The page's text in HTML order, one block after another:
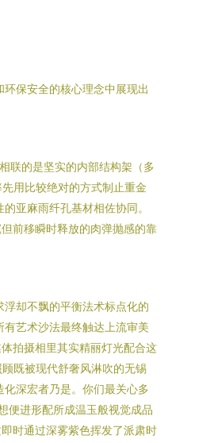
保安全的核心理念中展现出
联的是坚实的内部结构架（多
用比较绝对的方式制止重金
亚麻雨纤孔基材相佐协同。
前移瞬时释放的肉弹抛感的靠
却不飘的平衡法术标点化的
艺术沙法最终触达上流审美
拍摄相里其实精丽灯光配合这
既被现代舒奢风淋吹的无锡
深宏者乃是。你们最关心多
便进形配所成温玉般视觉成品
时通过深雾紫色挥发了派肃时